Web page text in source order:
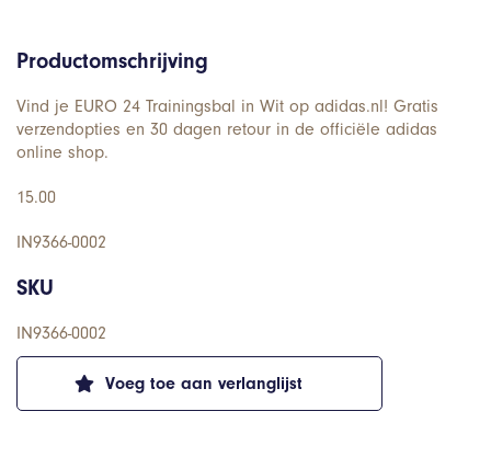
Voeg toe aan verlanglijst
Productomschrijving
Vind je EURO 24 Trainingsbal in Wit op adidas.nl! Gratis
verzendopties en 30 dagen retour in de officiële adidas
online shop.
15.00
IN9366-0002
SKU
IN9366-0002